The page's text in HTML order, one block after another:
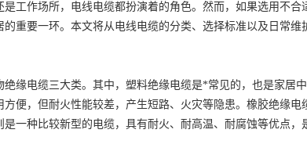
工作场所，电线电缆都扮演着的角色。然而，如果选用不合
重要一环。本文将从电线电缆的分类、选择标准以及日常维
缘电缆三大类。其中，塑料绝缘电缆是*常见的，也是家居
便，但耐火性能较差，产生短路、火灾等隐患。橡胶绝缘电
一种比较新型的电缆，具有耐火、耐高温、耐腐蚀等优点，